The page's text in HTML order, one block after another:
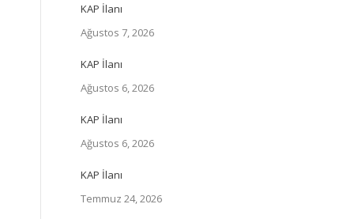
KAP İlanı
Ağustos 7, 2026
KAP İlanı
Ağustos 6, 2026
KAP İlanı
Ağustos 6, 2026
KAP İlanı
Temmuz 24, 2026